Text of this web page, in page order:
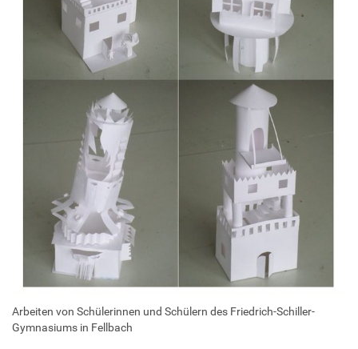
Arbeiten von Schülerinnen und Schülern des Friedrich-Schiller-
Gymnasiums in Fellbach